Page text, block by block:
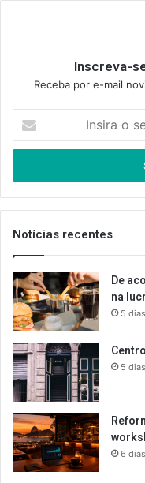
Inscreva-
Receba por e-mail
seu
de
email
Notícias recentes
De
na
5
5
6